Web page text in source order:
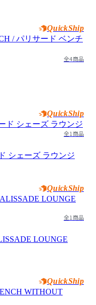
QuickShip
全4商品
QuickShip
全1商品
シェーズ ラウンジ
QuickShip
全1商品
LOUNGE
QuickShip